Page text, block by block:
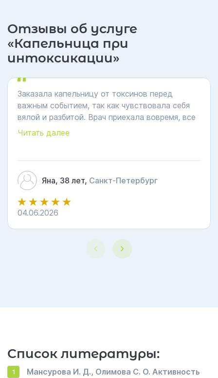
Отзывы об услуге
«Капельница при
интоксикации»
Заказала капельницу от токсинов перед
важным событием, так как чувствовала себя
вялой и разбитой. Врач приехала вовремя, все
сделала аккуратно. Особенно понравилось,
только улучшилось самочувствие, но и кожа
посвежела, ушли мешки под глазами. Очень
довольна результатом!
Читать далее
Яна, 38 лет, Санкт-Петербург
04.06.2026
Список литературы:
Мансурова И. Д., Олимова С. О. Активность